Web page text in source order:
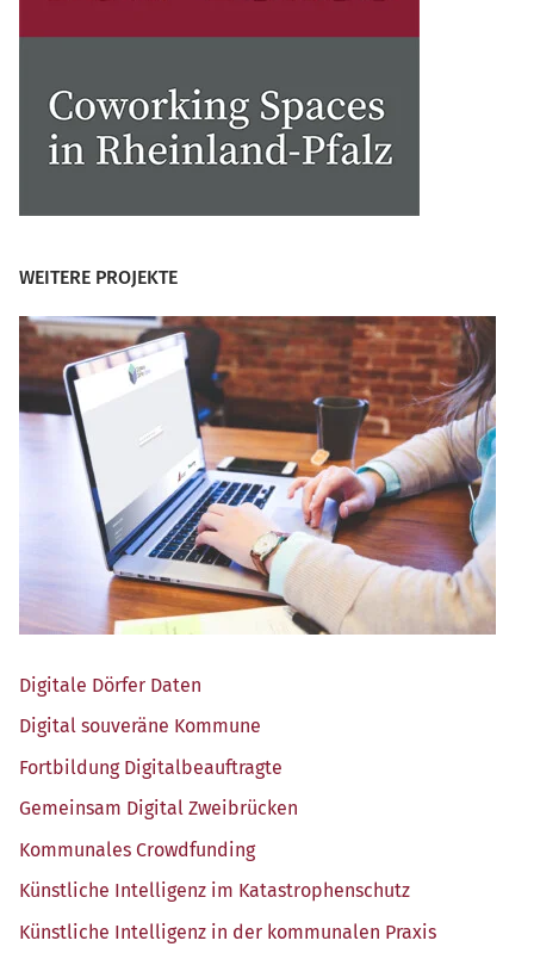
WEITERE PROJEKTE
Digi­ta­le Dör­fer Daten
Digi­tal sou­ve­rä­ne Kommune
Fort­bil­dung Digitalbeauftragte
Gemein­sam Digi­tal Zweibrücken
Kom­mu­na­les Crowdfunding
Künst­li­che Intel­li­genz im Katastrophenschutz
Künst­li­che Intel­li­genz in der kom­mu­na­len Praxis